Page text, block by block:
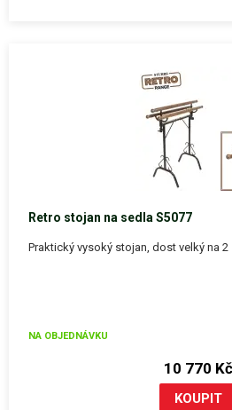
Retro stojan na sedla S5077
Praktický vysoký stojan, dost velký na 2
NA OBJEDNÁVKU
10 770 Kč